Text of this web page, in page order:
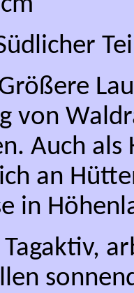
von
Auch
an
in
Tagaktiv,